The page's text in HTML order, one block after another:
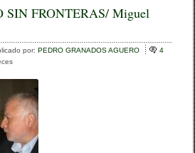
SIN FRONTERAS/ Miguel
por:PEDRO GRANADOS AGUERO
4